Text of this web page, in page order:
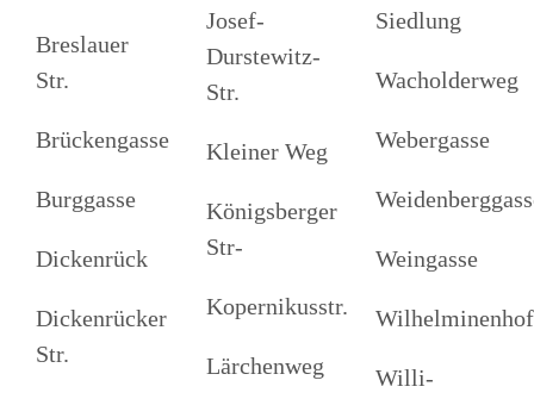
Breslauer
Str.
Brückengasse
Burggasse
Dickenrück
Dickenrücker
Str.
Josef-
Durstewitz-
Str.
Kleiner Weg
Königsberger
Str-
Kopernikusstr.
Lärchenweg
Siedlung
Wacholderweg
Webergasse
Weingasse
Wilhelminenhof
Willi-